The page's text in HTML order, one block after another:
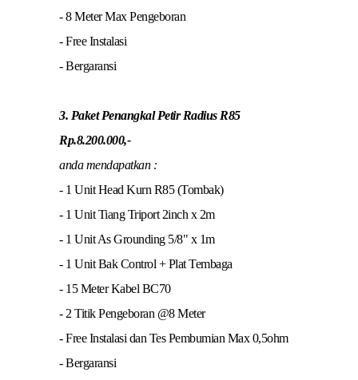
- 8 Meter Max Pengeboran
- Free Instalasi
- Bergaransi
3. Paket Penangkal Petir Radius R85
Rp.8.200.000,-
anda mendapatkan :
- 1 Unit Head Kurn R85 (Tombak)
- 1 Unit Tiang Triport 2inch x 2m
- 1 Unit As Grounding 5/8" x 1m
- 1 Unit Bak Control + Plat Tembaga
- 15 Meter Kabel BC70
- 2 Titik Pengeboran @8 Meter
- Free Instalasi dan Tes Pembumian Max 0,5ohm
- Bergaransi